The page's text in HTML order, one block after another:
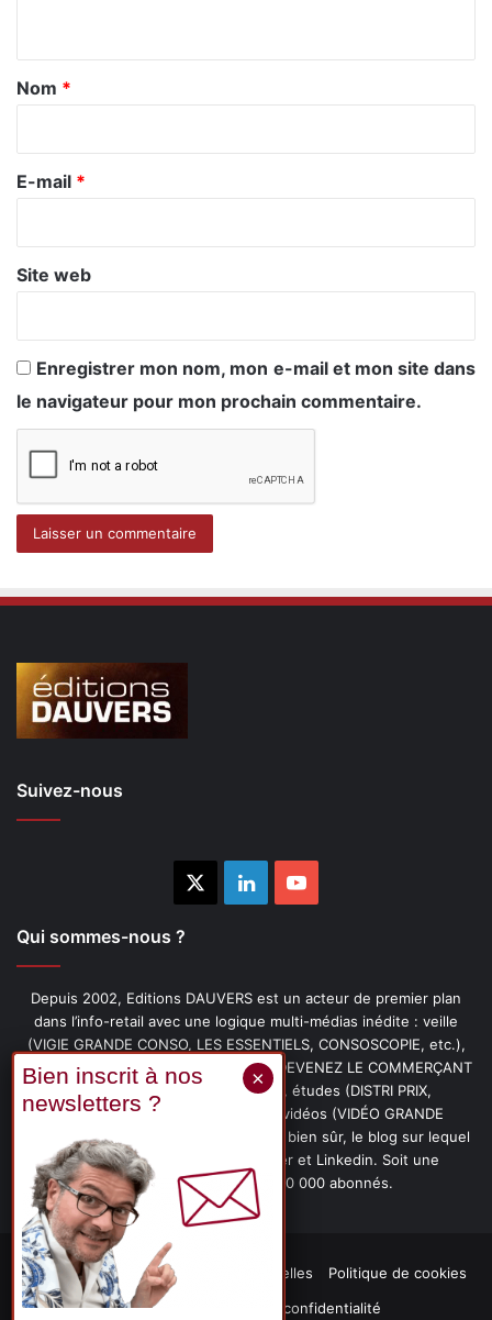
a
r
e
Nom *
E-mail *
Site web
Enregistrer mon nom, mon e-mail et mon site dans
le navigateur pour mon prochain commentaire.
Suivez-nous
LinkedinYouTube
Qui sommes-nous ?
Depuis 2002, Editions DAUVERS est un acteur de premier plan
dans l’info-retail avec une logique multi-médias inédite : veille
(VIGIE GRANDE CONSO, LES ESSENTIELS, CONSOSCOPIE, etc.),
livres (PENSER-CLIENT, IMAGE-PRIX, DEVENEZ LE COMMERÇANT
PRÉFÉRÉ DE VOS CLIENTS, etc.), études (DISTRI PRIX,
PROMOFLASH, DRIVE INSIGHTS), vidéos (VIDÉO GRANDE
CONSO), podcasts (CAFÉ CONSO) et, bien sûr, le blog sur lequel
vous êtes, ainsi que les fils Twitter et Linkedin. Soit une
communauté de plus de 150 000 abonnés.
Mentions légales Données personnelles
Politique de cookies
Contact
Déclaration de confidentialité